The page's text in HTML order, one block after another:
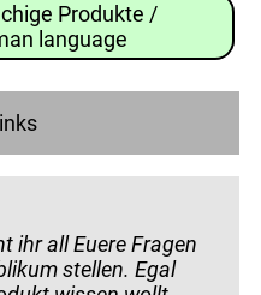
Produkte /
language
ihr all Euere Fragen
stellen. Egal